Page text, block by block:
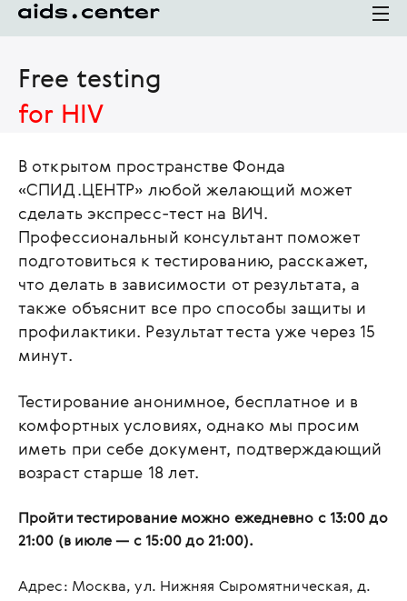
Free testing
for HIV
В открытом пространстве Фонда
«СПИД.ЦЕНТР» любой желающий может
сделать экспресс-тест на ВИЧ.
Профессиональный консультант поможет
подготовиться к тестированию, расскажет,
что делать в зависимости от результата, а
также объяснит все про способы защиты и
профилактики. Результат теста уже через 15
минут.
Тестирование анонимное, бесплатное и в
комфортных условиях, однако мы просим
иметь при себе документ, подтверждающий
возраст старше 18 лет.
Пройти тестирование можно ежедневно с 13:00 до
21:00 (в июле — с 15:00 до 21:00).
Адрес: Москва, ул. Нижняя Сыромятническая, д.